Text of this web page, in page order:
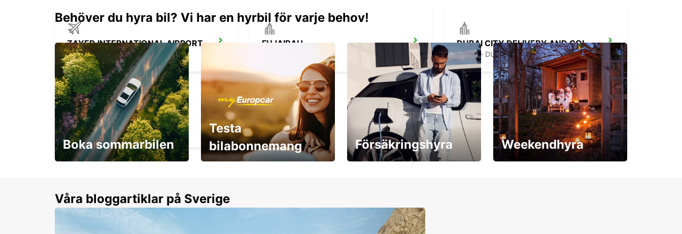
ZAYED INTERNATIONAL AIRPORT
ABU DHABI - ABU DHABI
FUJAIRAH DUBAI CITY DELIVERY AND COLLECTION
DUBAI - DUBAI
DUBAI AL QUOZ
DUBAI - DUBAI
Behöver du hyra bil? Vi har en hyrbil för varje behov!
Boka sommarbilen
Testa
bilabonnemang
Försäkringshyra Weekendhyra
Våra bloggartiklar på Sverige